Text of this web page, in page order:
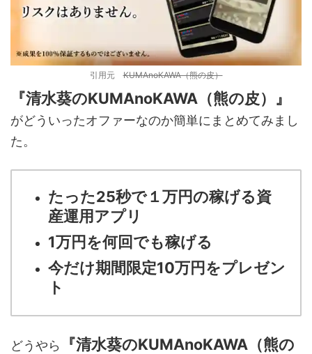
引用元KUMAnoKAWA（熊の皮）
『清水葵のKUMAnoKAWA（熊の皮）』
がどういったオファーなのか簡単にまとめてみまし
た。
たった25秒で１万円の稼げる資
産運用アプリ
1万円を何回でも稼げる
今だけ期間限定10万円をプレゼン
ト
どうやら
『清水葵のKUMAnoKAWA（熊の